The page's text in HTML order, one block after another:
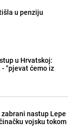
u penziju
u Hrvatskoj:
"pjevat ćemo iz
nastup Lepe
vojsku tokom